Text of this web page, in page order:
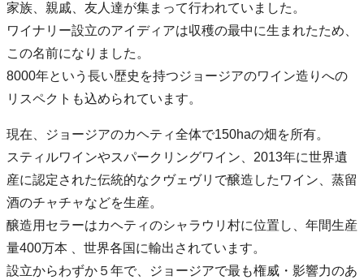
家族、親戚、友人達が集まって行われていました。
ワイナリー設立のアイディアは収穫の最中に生まれたため、
この名前になりました。
8000年という長い歴史を持つジョージアのワイン造りへの
リスペクトも込められています。
現在、ジョージアのカヘティ全体で150haの畑を所有。
スティルワインやスパークリングワイン、2013年に世界遺
産に認定された伝統的なクヴェヴリで醸造したワイン、蒸留
酒のチャチャなどを生産。
醸造用セラーはカヘティのシャラウリ村に位置し、年間生産
量400万本 、世界各国に輸出されています。
設立からわずか５年で、ジョージアで最も権威・影響力のあ